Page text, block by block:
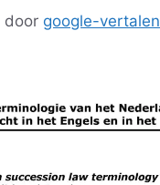
door google-vertalen